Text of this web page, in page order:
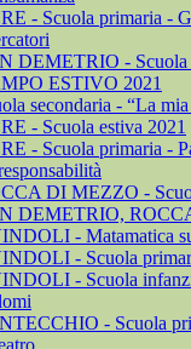
- Scuola primaria -
DEMETRIO - Scuola
ESTIVO 2021
secondaria - “La
- Scuola estiva 2021
- Scuola primaria -
DI MEZZO -
DEMETRIO,
- Matamatica
- Scuola
- Scuola
- Scuola